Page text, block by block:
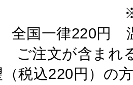
国一律220円
ご注文が含ま
税込220円）の